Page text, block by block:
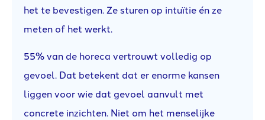
het te bevestigen. Ze sturen op intuïtie én ze
meten of het werkt.
55% van de horeca vertrouwt volledig op
gevoel. Dat betekent dat er enorme kansen
liggen voor wie dat gevoel aanvult met
concrete inzichten. Niet om het menselijke